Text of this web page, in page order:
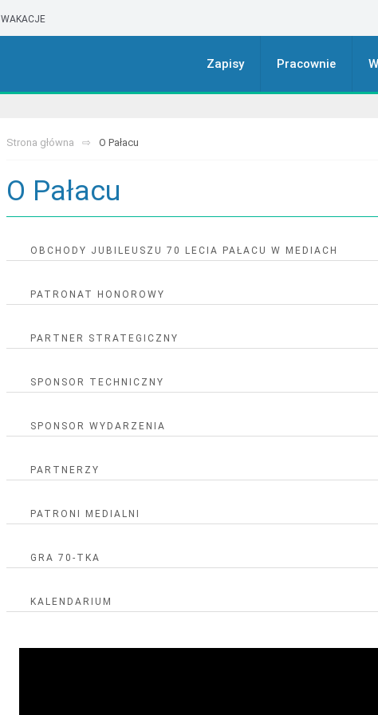
WAKACJE
Zapisy Pracownie
Strona główna O Pałacu
O Pałacu
OBCHODY JUBILEUSZU 70 LECIA PAŁACU W MEDIACH
Pomógł odnaleźć pasję 300 tysiącom dzieci. Pałac Młodzieży
Materiał o Pałacu Młodzieży w TVN
PATRONAT HONOROWY
PARTNER STRATEGICZNY
SPONSOR TECHNICZNY
SPONSOR WYDARZENIA
PARTNERZY
PATRONI MEDIALNI
GRA 70-TKA
REGULAMIN
KALENDARIUM